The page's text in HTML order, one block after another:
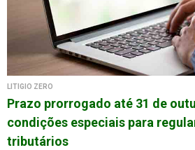
LITÍGIO ZERO
Prazo prorrogado até 31 de
condições especiais para
tributários